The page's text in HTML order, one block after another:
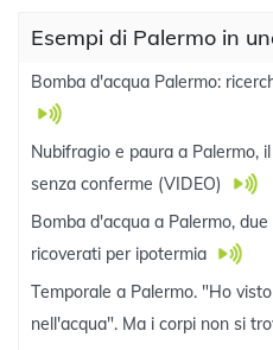
Esempi di Palermo in
Bomba d'acqua Palermo:
Nubifragio e paura a Palermo,
senza conferme (VIDEO)
Bomba d'acqua a Palermo,
ricoverati per ipotermia
Temporale a Palermo. "Ho
nell'acqua". Ma i corpi non si